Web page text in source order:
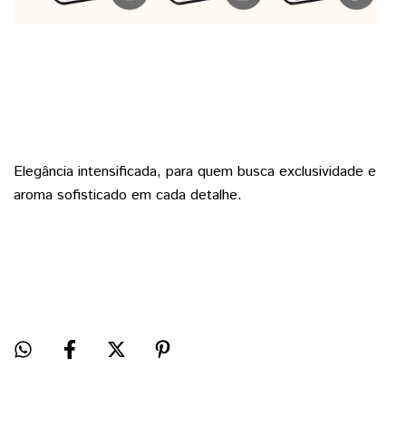
Elegância intensificada, para quem busca exclusividade e
aroma sofisticado em cada detalhe.